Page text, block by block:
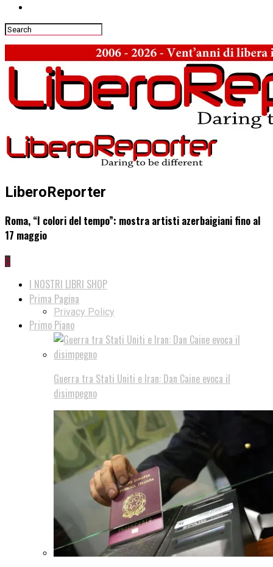
LiberoReporter
Roma, “I colori del tempo”: mostra artisti azerbaigiani fino al
17 maggio
0
I NOSTRI LIBRI SHOP
Prima Pagina
Privacy Policy
Primo Piano
Guerra tra Stati Uniti e Iran: Dan Caine evoca il
disimpegno